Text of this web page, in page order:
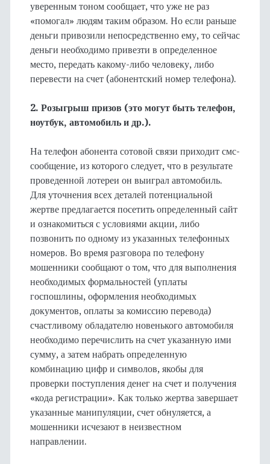
уверенным тоном сообщает, что уже не раз
«помогал» людям таким образом. Но если раньше
деньги привозили непосредственно ему, то сейчас
деньги необходимо привезти в определенное
место, передать какому-либо человеку, либо
перевести на счет (абонентский номер телефона).
2. Розыгрыш призов (это могут быть телефон,
ноутбук, автомобиль и др.).
На телефон абонента сотовой связи приходит смс-
сообщение, из которого следует, что в результате
проведенной лотереи он выиграл автомобиль.
Для уточнения всех деталей потенциальной
жертве предлагается посетить определенный сайт
и ознакомиться с условиями акции, либо
позвонить по одному из указанных телефонных
номеров. Во время разговора по телефону
мошенники сообщают о том, что для выполнения
необходимых формальностей (уплаты
госпошлины, оформления необходимых
документов, оплаты за комиссию перевода)
счастливому обладателю новенького автомобиля
необходимо перечислить на счет указанную ими
сумму, а затем набрать определенную
комбинацию цифр и символов, якобы для
проверки поступления денег на счет и получения
«кода регистрации». Как только жертва завершает
указанные манипуляции, счет обнуляется, а
мошенники исчезают в неизвестном
направлении.